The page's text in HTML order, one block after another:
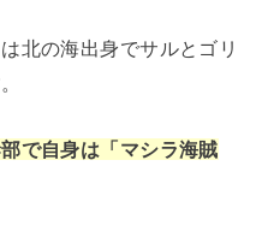
北の海出身でサルとゴリ
で自身は「マシラ海賊